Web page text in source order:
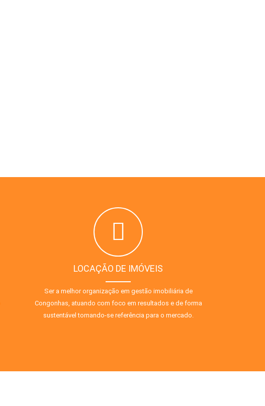
LOCAÇÃO DE IMÓVEIS
Ser a melhor organização em gestão imobiliária de
Congonhas, atuando com foco em resultados e de forma
sustentável tornando-se referência para o mercado.